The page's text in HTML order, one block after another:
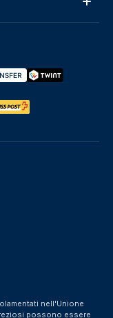
nell'Unione
possono essere